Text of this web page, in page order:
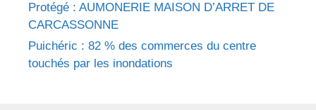
Protégé : AUMONERIE MAISON D’ARRET DE
CARCASSONNE
Puichéric : 82 % des commerces du centre
touchés par les inondations